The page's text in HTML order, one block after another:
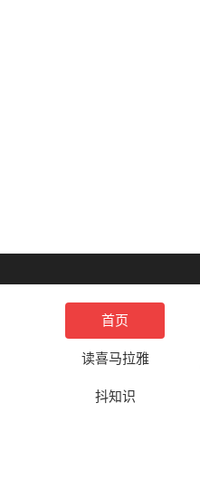
首页
读喜马拉雅
抖知识